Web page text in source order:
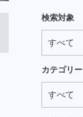
検索対象
カテゴリー